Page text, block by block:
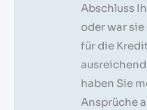
Abschluss
oder war
für die
haben Sie
Ansprüche